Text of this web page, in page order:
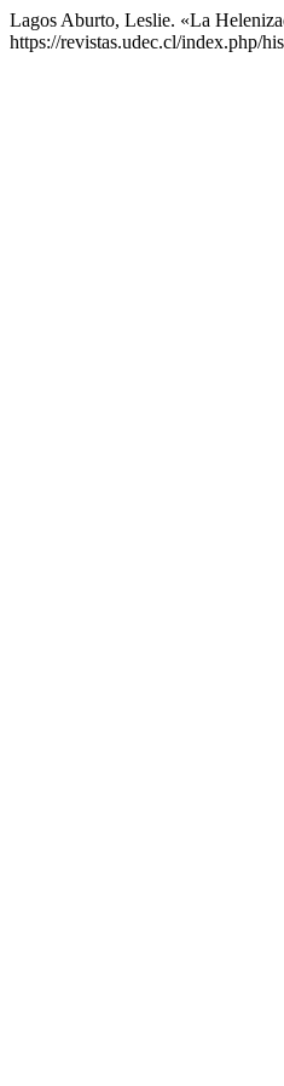
Lagos Aburto, Leslie. «La
https://revistas.udec.cl/index.php/